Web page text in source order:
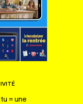
= une